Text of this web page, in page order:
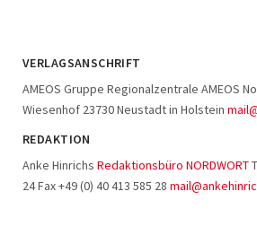
VERLAGSANSCHRIFT
AMEOS Gruppe Regionalzentrale AMEOS
Wiesenhof 23730 Neustadt in Holstein
REDAKTION
Anke Hinrichs Redaktionsbüro NORDWORT
24 Fax +49 (0) 40 413 585 28